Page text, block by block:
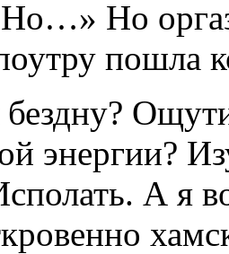
Но
пошла
энергии?
А я